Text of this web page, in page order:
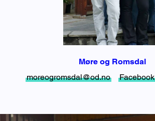
Møre og Romsdal
moreogromsdal@od.no
Facebook